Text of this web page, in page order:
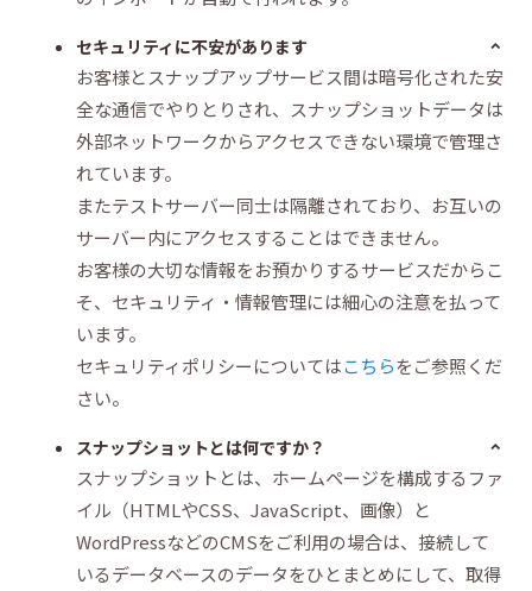
セキュリティに不安があります
お客様とスナップアップサービス間は暗号化された安
全な通信でやりとりされ、スナップショットデータは
外部ネットワークからアクセスできない環境で管理さ
れています。
またテストサーバー同士は隔離されており、お互いの
サーバー内にアクセスすることはできません。
お客様の大切な情報をお預かりするサービスだからこ
そ、セキュリティ・情報管理には細心の注意を払って
います。
セキュリティポリシーについてはこちらをご参照くだ
さい。
スナップショットとは何ですか？
スナップショットとは、ホームページを構成するファ
イル（HTMLやCSS、JavaScript、画像）と
WordPressなどのCMSをご利用の場合は、接続して
いるデータベースのデータをひとまとめにして、取得